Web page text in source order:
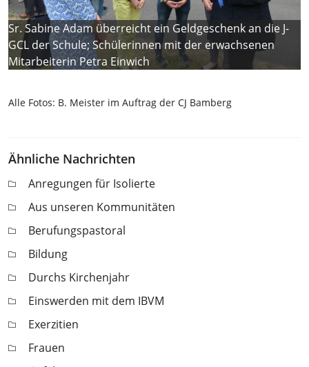
Sr. Sabine Adam überreicht ein Geldgeschenk an die J-
GCL der Schule; Schülerinnen mit der erwachsenen
Mitarbeiterin Petra Einwich
Alle Fotos: B. Meister im Auftrag der CJ Bamberg
Ähnliche Nachrichten
Anregungen für Isolierte
Aus unseren Kommunitäten
Berufungspastoral
Bildung
Durchs Kirchenjahr
Einswerden mit dem IBVM
Exerzitien
Frauen